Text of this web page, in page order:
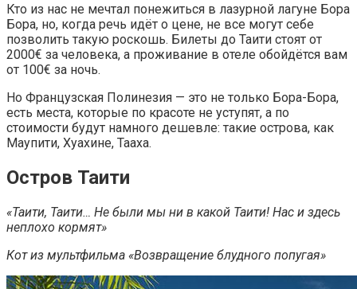
Кто из нас не мечтал понежиться в лазурной лагуне Бора
Бора, но, когда речь идёт о цене, не все могут себе
позволить такую роскошь. Билеты до Таити стоят от
2000€ за человека, а проживание в отеле обойдётся вам
от 100€ за ночь.
Но Французская Полинезия — это не только Бора-Бора,
есть места, которые по красоте не уступят, а по
стоимости будут намного дешевле: такие острова, как
Маупити, Хуахине, Тааха.
Остров Таити
«Таити, Таити… Не были мы ни в какой Таити! Нас и здесь
неплохо кормят»
Кот из мультфильма «Возвращение блудного попугая»